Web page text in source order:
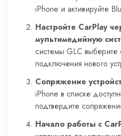
iPhone и активируйте
Настройте CarPlay
мультимедийную
системы GLC
подключения нового
Сопряжение
iPhone в списке
подтвердите
Начало работы с